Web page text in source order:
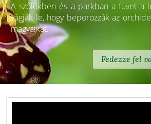
A szőlőkben és a parkban a füvet a
vágják le, hogy beporozzák az
magvaikat.
Fedezze fel